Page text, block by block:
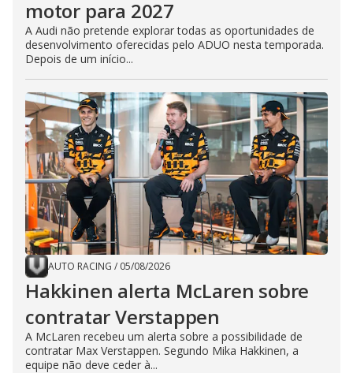
motor para 2027
A Audi não pretende explorar todas as oportunidades de
desenvolvimento oferecidas pelo ADUO nesta temporada.
Depois de um início...
AUTO RACING / 05/08/2026
Hakkinen alerta McLaren sobre
contratar Verstappen
A McLaren recebeu um alerta sobre a possibilidade de
contratar Max Verstappen. Segundo Mika Hakkinen, a
equipe não deve ceder à...